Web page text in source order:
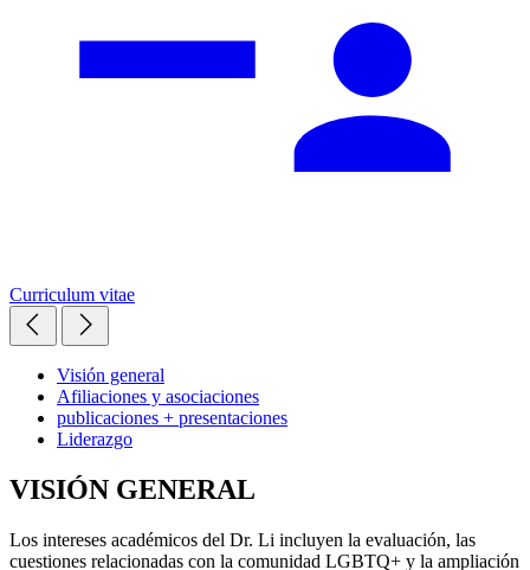
Curriculum vitae
Visión general
Afiliaciones y asociaciones
publicaciones + presentaciones
Liderazgo
VISIÓN GENERAL
Los intereses académicos del Dr. Li incluyen la evaluación, las
cuestiones relacionadas con la comunidad LGBTQ+ y la ampliación